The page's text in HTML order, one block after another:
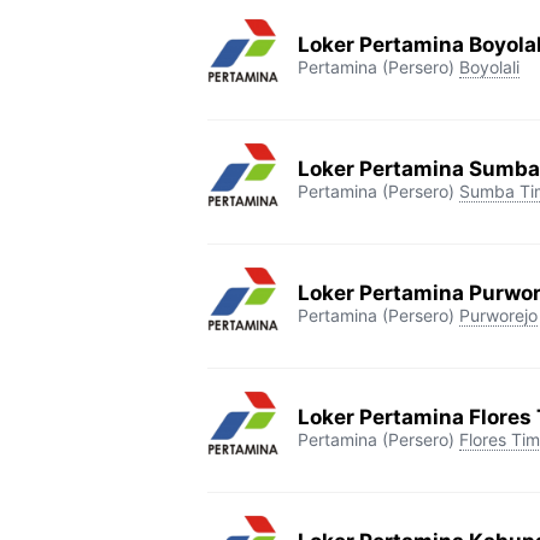
Loker Pertamina
Pertamina (Persero) Boyolali
Loker Pertamina
Pertamina (Persero) Sumba
Loker Pertamina
Pertamina (Persero) Purworejo
Loker Pertamina Flores
Pertamina (Persero) Flores